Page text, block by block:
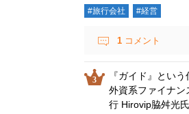
#旅行会社 #経営
1 コメント
『ガイド』とい
外資系ファイナン
行 Hirovip脇舛光氏